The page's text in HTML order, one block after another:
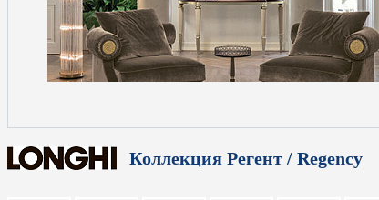
Коллекция Регент / Regency